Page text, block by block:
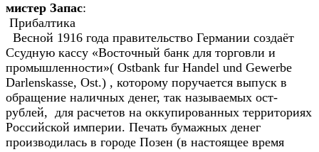
мистер Запас:
Прибалтика
Весной 1916 года правительство Германии создаёт
Ссудную кассу «Восточный банк для торговли и
промышленности»( Ostbank fur Handel und Gewerbe
Darlenskasse, Ost.) , которому поручается выпуск в
обращение наличных денег, так называемых ост-
рублей, для расчетов на оккупированных территориях
Российской империи. Печать бумажных денег
производилась в городе Позен (в настоящее время